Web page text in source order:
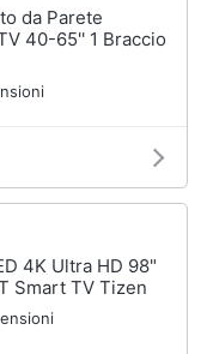
da Parete
40-65'' 1 Braccio
4K Ultra HD 98"
Smart TV Tizen